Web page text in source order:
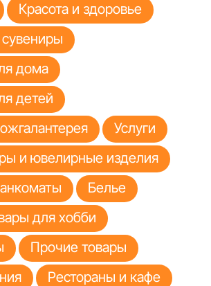
Красота и здоровье
дома
детей
Услуги
и ювелирные изделия
Белье
для хобби
Прочие товары
Рестораны и кафе